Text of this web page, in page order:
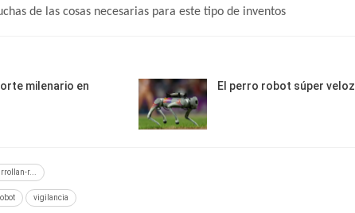
de las cosas necesarias para este tipo de inventos
milenario en
El perro robot súper veloz
r...
vigilancia